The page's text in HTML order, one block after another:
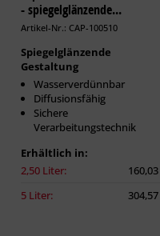
- spiegelglänzende...
Artikel-Nr.: CAP-100510
Spiegelglänzende
Gestaltung
Wasserverdünnbar
Diffusionsfähig
Sichere
Verarbeitungstechnik
Erhältlich in:
2,50 Liter:
5 Liter: